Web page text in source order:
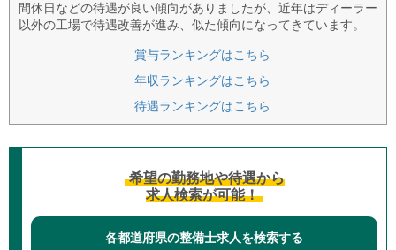
間休日などの待遇が良い傾向がありましたが、近年はディーラー
以外の工場で待遇改善が進み、似た傾向になってきています。
賞与ランキングはこちら
年収ランキングはこちら
待遇ランキングはこちら
希望の勤務地や待遇から
求人検索が可能！
各都道府県の整備士求人を検索する